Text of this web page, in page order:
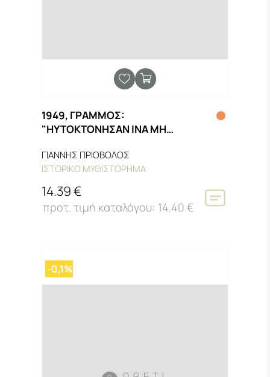
1949, ΓΡΑΜΜΟΣ:
"ΗΥΤΟΚΤΟΝΗΣΑΝ ΙΝΑ ΜΗ
ΓΙΑΝΝΗΣ ΠΡΙΟΒΟΛΟΣ
ΙΣΤΟΡΙΚΟ ΜΥΘΙΣΤΟΡΗΜΑ
14.39 €
14.40 €
-0,1%